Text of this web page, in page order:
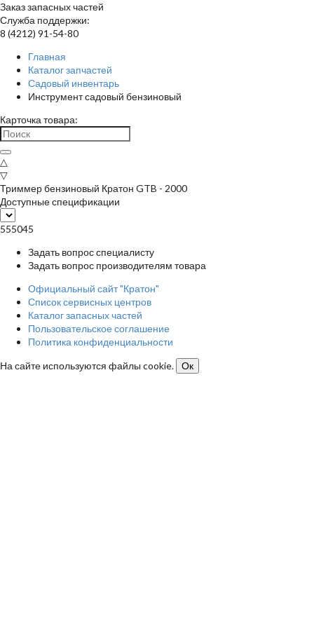
Заказ запасных частей
Служба поддержки:
8 (4212) 91-54-80
Главная
Каталог запчастей
Садовый инвентарь
Инструмент садовый бензиновый
Карточка товара:
△
▽
Триммер бензиновый Кратон GTB - 2000
Доступные спецификации
555045
Задать вопрос специалисту
Задать вопрос производителям товара
Официальный сайт "Кратон"
Список сервисных центров
Каталог запасных частей
Пользовательское соглашение
Политика конфиденциальности
На сайте используются файлы cookie.
Ок